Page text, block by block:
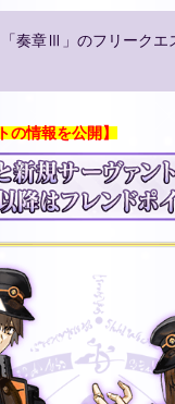
奏章Ⅲ」のフリークエ
の情報を公開】